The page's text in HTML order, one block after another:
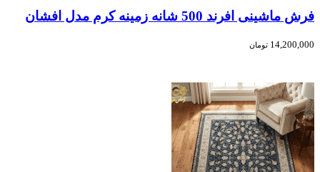
فرش ماشینی افرند 500 شانه زمینه کرم مدل افشان
14,200,000 تومان